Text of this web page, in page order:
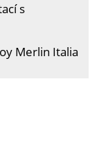
s
Merlin Italia